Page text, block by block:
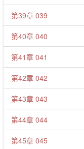
第39章 039
第40章 040
第41章 041
第42章 042
第43章 043
第44章 044
第45章 045